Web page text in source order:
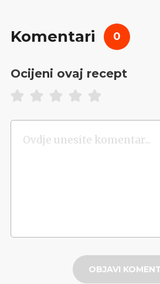
Komentari 0
Ocijeni ovaj recept
OBJAVI